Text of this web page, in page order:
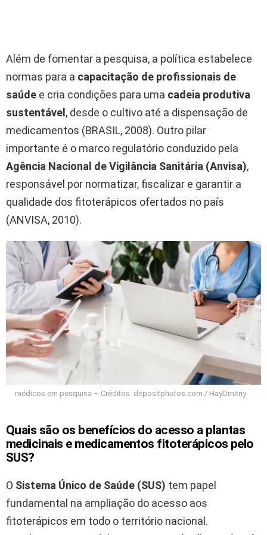
Além de fomentar a pesquisa, a política estabelece
normas para a capacitação de profissionais de
saúde e cria condições para uma cadeia produtiva
sustentável , desde o cultivo até a dispensação de
medicamentos (BRASIL, 2008). Outro pilar
importante é o marco regulatório conduzido pela
Agência Nacional de Vigilância Sanitária (Anvisa),
responsável por normatizar, fiscalizar e garantir a
qualidade dos fitoterápicos ofertados no país
(ANVISA, 2010).
médicos em pesquisa – Créditos: depositphotos.com / HayDmitriy
Quais são os benefícios do acesso a plantas
medicinais e medicamentos fitoterápicos pelo
SUS?
O Sistema Único de Saúde (SUS) tem papel
fundamental na ampliação do acesso aos
fitoterápicos em todo o território nacional.